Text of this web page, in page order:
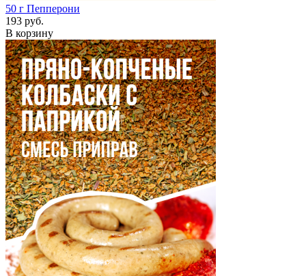
50 г Пепперони
193 руб.
В корзину